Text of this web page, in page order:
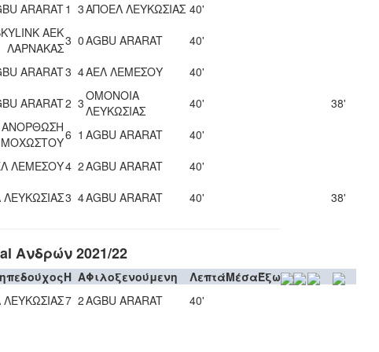
ARARAT1 3ΑΠΟΕΛ ΛΕΥΚΩΣΙΑΣ 40'
ΑΕΚ
ΛΑΡΝΑΚΑΣ3 0AGBU ARARAT
40'
ARARAT3 4ΑΕΛ ΛΕΜΕΣΟΥ
40'
ARARAT2 3ΟΜΟΝΟΙΑ
ΛΕΥΚΩΣΙΑΣ
40'
38'
ΑΝΟΡΘΩΣΗ6 1 AGBU ARARAT
40'
ΛΕΜΕΣΟΥ4 2AGBU ARARAT
40'
3 4AGBU ARARAT 40' 38'
Ανδρών 2021/22
H AΦιλοξενούμενη ΛεπτάΜέσαΈξω
7 2AGBU ARARAT 40'